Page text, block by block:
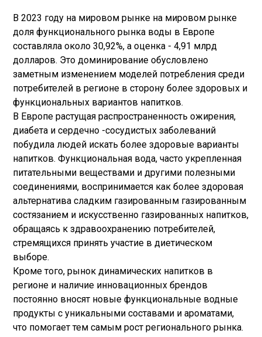
В 2023 году на мировом рынке на мировом рынке
доля функционального рынка воды в Европе
составляла около 30,92%, а оценка - 4,91 млрд
долларов. Это доминирование обусловлено
заметным изменением моделей потребления среди
потребителей в регионе в сторону более здоровых и
функциональных вариантов напитков.
В Европе растущая распространенность ожирения,
диабета и сердечно -сосудистых заболеваний
побудила людей искать более здоровые варианты
напитков. Функциональная вода, часто укрепленная
питательными веществами и другими полезными
соединениями, воспринимается как более здоровая
альтернатива сладким газированным газированным
состязанием и искусственно газированных напитков,
обращаясь к здравоохранению потребителей,
стремящихся принять участие в диетическом
выборе.
Кроме того, рынок динамических напитков в
регионе и наличие инновационных брендов
постоянно вносят новые функциональные водные
продукты с уникальными составами и ароматами,
что помогает тем самым рост регионального рынка.